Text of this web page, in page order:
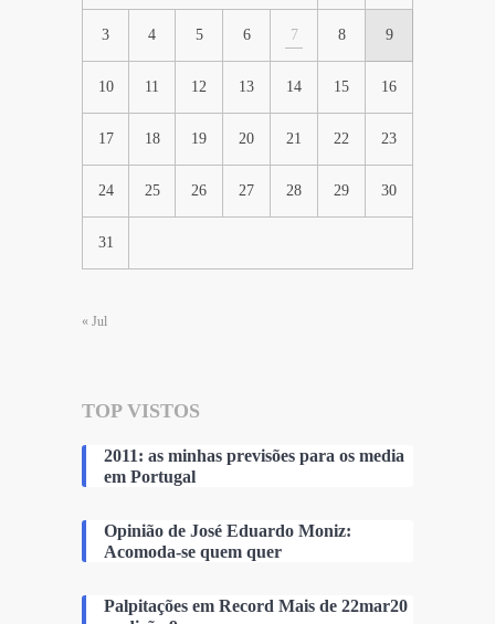
3 4 5 6 7 8 9
10 11 12 13 14 15 16
17 18 19 20 21 22 23
24 25 26 27 28 29 30
31
« Jul
TOP VISTOS
2011: as minhas previsões para os media
em Portugal
Opinião de José Eduardo Moniz:
Acomoda-se quem quer
Palpitações em Record Mais de 22mar20